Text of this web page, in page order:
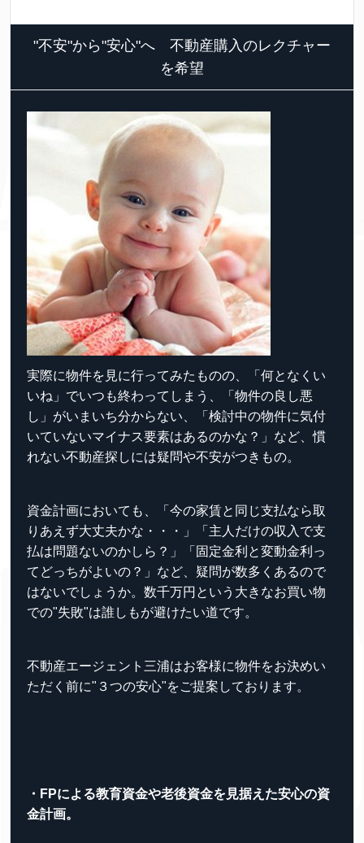
"不安"から"安心"へ 不動産購入のレクチャー
を希望
実際に物件を見に行ってみたものの、「何となくい
いね」でいつも終わってしまう、「物件の良し悪
し」がいまいち分からない、「検討中の物件に気付
いていないマイナス要素はあるのかな？」など、慣
れない不動産探しには疑問や不安がつきもの。
資金計画においても、「今の家賃と同じ支払なら取
りあえず大丈夫かな・・・」「主人だけの収入で支
払は問題ないのかしら？」「固定金利と変動金利っ
てどっちがよいの？」など、疑問が数多くあるので
はないでしょうか。数千万円という大きなお買い物
での"失敗"は誰しもが避けたい道です。
不動産エージェント三浦はお客様に物件をお決めい
ただく前に"３つの安心"をご提案しております。
・FPによる教育資金や老後資金を見据えた安心の資
金計画。